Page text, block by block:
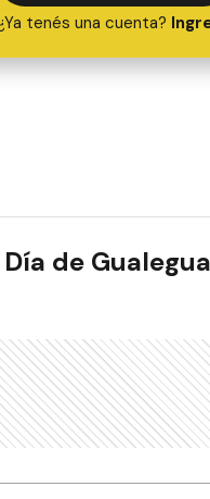
tenés una cuenta?
Día de